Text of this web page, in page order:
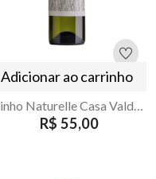
Adicionar ao carrinho
Vinho Naturelle Casa Valduga Branco Suave 750ml
R$ 55,00